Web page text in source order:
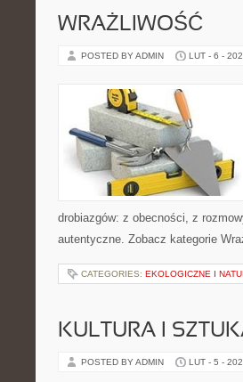
WRAŻLIWOŚĆ
POSTED BY ADMIN LUT - 6 -
drobiazgów: z obecności, z
autentyczne. Zobacz kategorie
CATEGORIES: EKOLOGICZNE I
KULTURA I
POSTED BY ADMIN LUT - 5 -